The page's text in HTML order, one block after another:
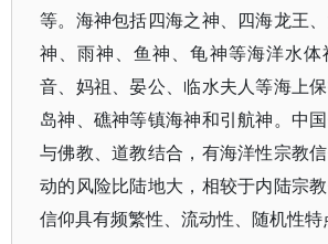
等。海神包括四海之神、四海龙王
神、雨神、鱼神、龟神等海洋水
音、妈祖、晏公、临水夫人等海上
岛神、礁神等镇海神和引航神。中
与佛教、道教结合，有海洋性宗教
动的风险比陆地大，相较于内陆宗
信仰具有频繁性、流动性、随机性特